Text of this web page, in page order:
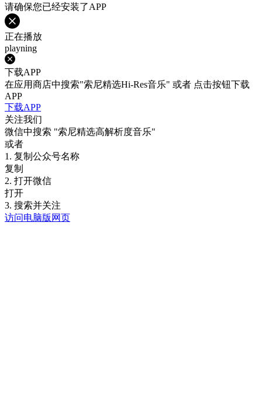
请确保您已经安装了APP
正在播放
playning
下载APP
在应用商店中搜索"索尼精选Hi-Res音乐" 或者 点击按钮下载
APP
下载APP
关注我们
微信中搜索 "索尼精选高解析度音乐"
或者
1. 复制公众号名称
复制
2. 打开微信
打开
3. 搜索并关注
访问电脑版网页